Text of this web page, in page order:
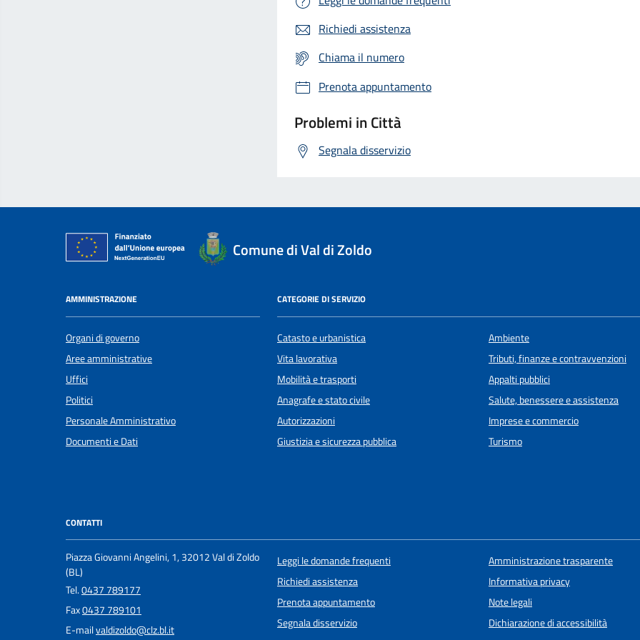
Richiedi assistenza
Chiama il numero
Prenota appuntamento
Problemi in Città
Segnala disservizio
Comune di Val di Zoldo
AMMINISTRAZIONE
Organi di governo
Aree amministrative
Uffici
Politici
Personale Amministrativo
Documenti e Dati
CATEGORIE DI SERVIZIO
Catasto e urbanistica
Vita lavorativa
Mobilità e trasporti
Anagrafe e stato civile
Autorizzazioni
Giustizia e sicurezza pubblica
Ambiente
Tributi, finanze e contravvenzioni
Appalti pubblici
Salute, benessere e assistenza
Imprese e commercio
Turismo
CONTATTI
Piazza Giovanni Angelini, 1, 32012 Val di Zoldo
(BL)
Tel.0437 789177
Fax0437 789101
E-mailvaldizoldo@clz.bl.it
Leggi le domande frequenti
Richiedi assistenza
Prenota appuntamento
Segnala disservizio
Amministrazione trasparente
Informativa privacy
Note legali
Dichiarazione di accessibilità